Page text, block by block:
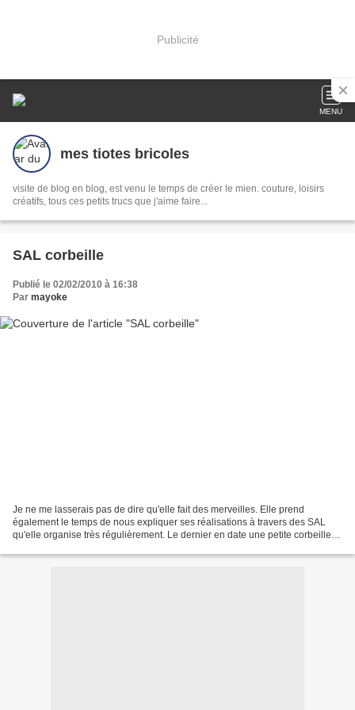
Publicité
MENU
mes tiotes bricoles
visite de blog en blog, est venu le temps de créer le mien. couture, loisirs
créatifs, tous ces petits trucs que j'aime faire...
SAL corbeille
Publié le 02/02/2010 à 16:38
Par mayoke
Je ne me lasserais pas de dire qu'elle fait des merveilles. Elle prend
également le temps de nous expliquer ses réalisations à travers des SAL
qu'elle organise très régulièrement. Le dernier en date une petite corbeille à